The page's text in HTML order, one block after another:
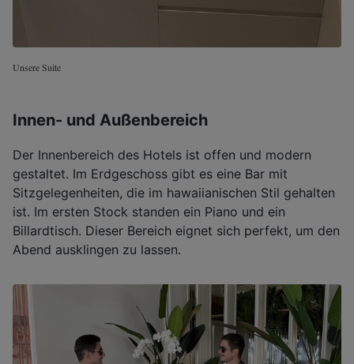
Unsere Suite
Innen- und Außenbereich
Der Innenbereich des Hotels ist offen und modern
gestaltet. Im Erdgeschoss gibt es eine Bar mit
Sitzgelegenheiten, die im hawaiianischen Stil gehalten
ist. Im ersten Stock standen ein Piano und ein
Billardtisch. Dieser Bereich eignet sich perfekt, um den
Abend ausklingen zu lassen.